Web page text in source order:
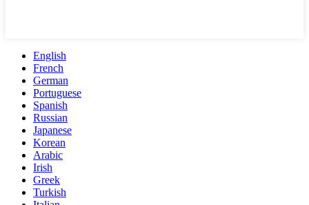
English
French
German
Portuguese
Spanish
Russian
Japanese
Korean
Arabic
Irish
Greek
Turkish